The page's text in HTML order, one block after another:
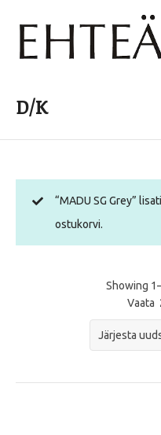
D/K
“MADU SG Grey”
ostukorvi.
Showing
Vaata